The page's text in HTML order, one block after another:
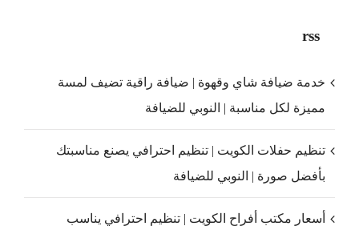
rss
خدمة ضيافة شاي وقهوة | ضيافة راقية تضيف لمسة
مميزة لكل مناسبة | النوبي للضيافة
تنظيم حفلات الكويت | تنظيم احترافي يصنع مناسبتك
بأفضل صورة | النوبي للضيافة
أسعار مكتب أفراح الكويت | تنظيم احترافي يناسب